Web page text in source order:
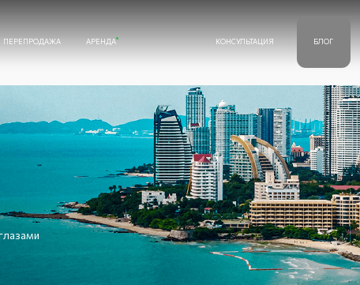
+66 98 013-85-81
Thai
info@meruestate.com
E-mail